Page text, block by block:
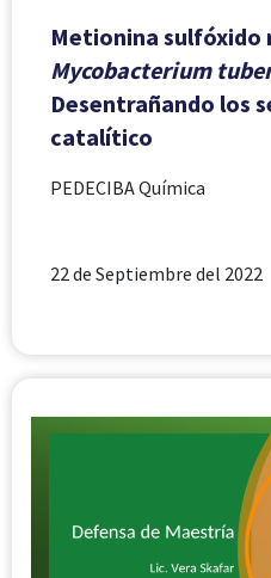
Metionina sulfóxido
Mycobacterium
Desentrañando los
catalítico
PEDECIBA Química
22 de Septiembre del 2022